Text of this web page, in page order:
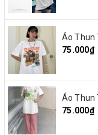
75.000₫
75.000₫